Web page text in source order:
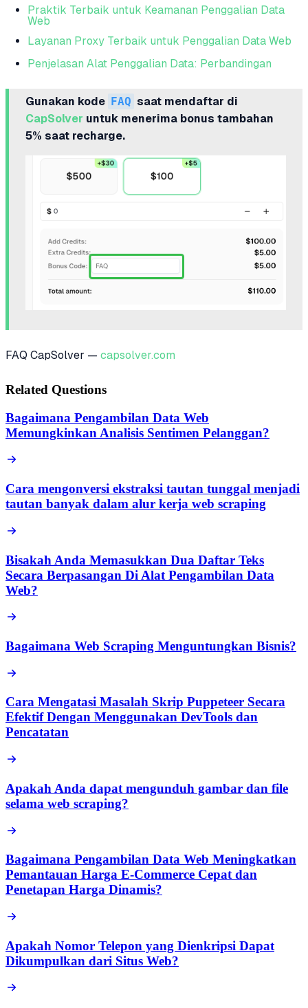
Praktik Terbaik untuk Keamanan Penggalian Data
Web
Layanan Proxy Terbaik untuk Penggalian Data Web
Penjelasan Alat Penggalian Data: Perbandingan
Gunakan kode FAQ saat mendaftar di
CapSolver untuk menerima bonus tambahan
5% saat recharge.
FAQ CapSolver — capsolver.com
Related Questions
Bagaimana Pengambilan Data Web
Memungkinkan Analisis Sentimen Pelanggan?
Cara mengonversi ekstraksi tautan tunggal menjadi
tautan banyak dalam alur kerja web scraping
Bisakah Anda Memasukkan Dua Daftar Teks
Secara Berpasangan Di Alat Pengambilan Data
Web?
Bagaimana Web Scraping Menguntungkan Bisnis?
Cara Mengatasi Masalah Skrip Puppeteer Secara
Efektif Dengan Menggunakan DevTools dan
Pencatatan
Apakah Anda dapat mengunduh gambar dan file
selama web scraping?
Bagaimana Pengambilan Data Web Meningkatkan
Pemantauan Harga E-Commerce Cepat dan
Penetapan Harga Dinamis?
Apakah Nomor Telepon yang Dienkripsi Dapat
Dikumpulkan dari Situs Web?